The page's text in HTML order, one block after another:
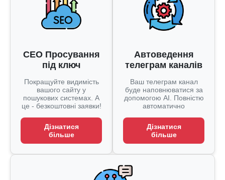
СЕО Просування
під ключ
Покращуйте видимість
вашого сайту у
пошукових системах. А
це - безкоштовні заявки!
Дізнатися
більше
Автоведення
телеграм каналів
Ваш телеграм канал
буде наповнюватися за
допомогою AI. Повністю
автоматично
Дізнатися
більше